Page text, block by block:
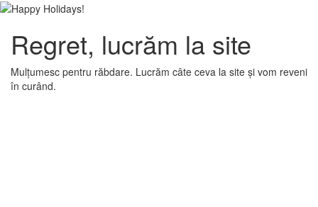
Regret, lucrăm la site
Mulțumesc pentru răbdare. Lucrăm câte ceva la site și vom reveni
în curând.